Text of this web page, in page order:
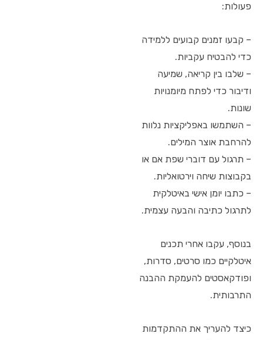
פעולות:
– קבעו זמנים קבועים ללמידה
כדי להבטיח עקביות.
– שלבו בין קריאה, שמיעה
ודיבור כדי לפתח מיומנויות
שונות.
– השתמשו באפליקציות נלוות
להרחבת אוצר המילים.
– תרגול עם דוברי שפת אם או
בקבוצות שיחה וירטואליות.
– כתבו יומן אישי באיטלקית
לתרגול כתיבה והבעה עצמית.
בנוסף, עקבו אחרי תכנים
איטלקיים כמו סרטים, סדרות,
ופודקאסטים להעמקת ההבנה
התרבותית.
כיצד להעריך את ההתקדמות